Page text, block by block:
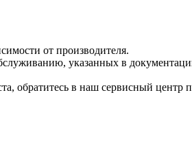
от производителя.
указанных в
обратитесь в наш сервисный центр